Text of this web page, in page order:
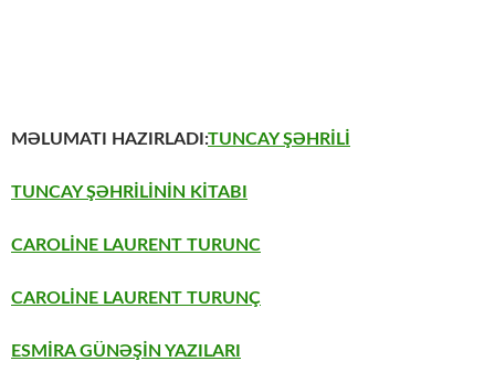
MƏLUMATI HAZIRLADI:TUNCAY ŞƏHRİLİ
TUNCAY ŞƏHRİLİNİN KİTABI
CAROLİNE LAURENT TURUNC
CAROLİNE LAURENT TURUNÇ
ESMİRA GÜNƏŞİN YAZILARI